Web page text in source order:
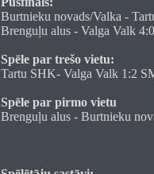
Burtnieku novads/Valka -
Brenguļu alus - Valga Valk 4:0
Spēle par trešo vietu:
Tartu SHK- Valga Valk 1:2
Spēle par pirmo vietu
Brenguļu alus - Burtnieku